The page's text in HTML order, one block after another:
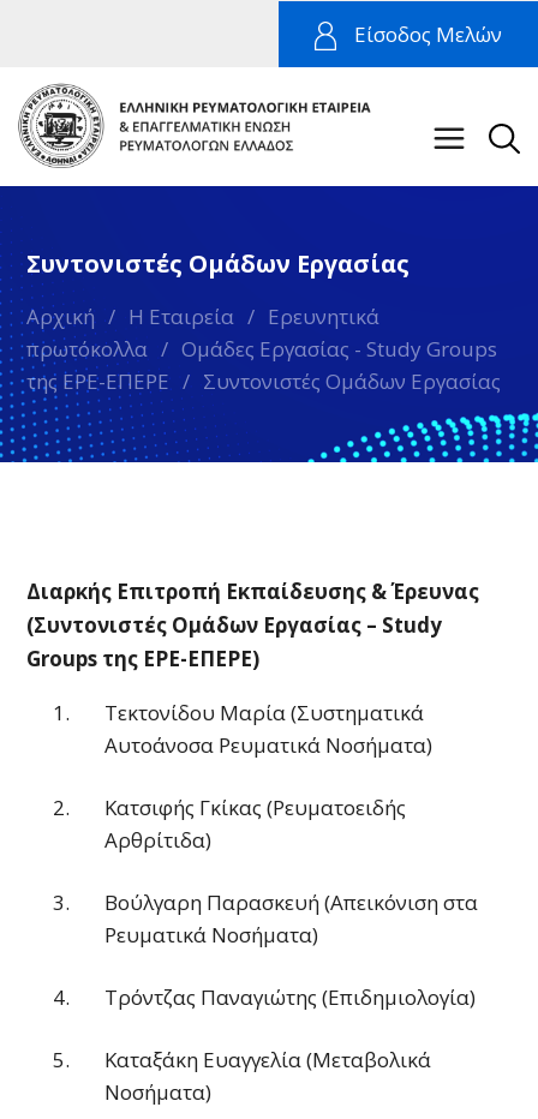
Είσοδος Μελών
Συντονιστές Ομάδων Εργασίας
Αρχική / Η Εταιρεία / Ερευνητικά
πρωτόκολλα / Ομάδες Εργασίας - Study Groups
της ΕΡΕ-ΕΠΕΡΕ / Συντονιστές Ομάδων Εργασίας
Διαρκής Επιτροπή Εκπαίδευσης & Έρευνας
(Συντονιστές Ομάδων Εργασίας – Study
Groups της ΕΡΕ-ΕΠΕΡΕ)
Τεκτονίδου Μαρία (Συστηματικά
Αυτοάνοσα Ρευματικά Νοσήματα)
Κατσιφής Γκίκας (Ρευματοειδής
Αρθρίτιδα)
Βούλγαρη Παρασκευή (Απεικόνιση στα
Ρευματικά Νοσήματα)
Τρόντζας Παναγιώτης (Επιδημιολογία)
Καταξάκη Ευαγγελία (Μεταβολικά
Νοσήματα)